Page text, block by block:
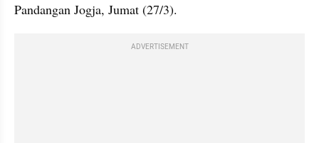
Pandangan Jogja, Jumat (27/3).
ADVERTISEMENT